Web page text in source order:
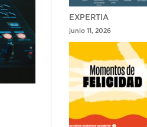
EXPERTIA
junio 11, 2026